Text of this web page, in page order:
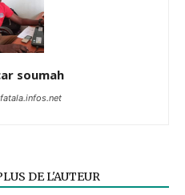
soumah
DE L'AUTEUR